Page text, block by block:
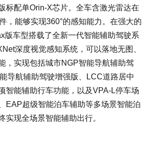
标配单Orin-X芯片。全车含激光雷达在
，能够实现360°的感知能力。在强大的
版车型搭载了全新一代智能辅助驾驶系
深度视觉感知系统，可以落地无图、
，实现包括城市NGP智能导航辅助驾
导航辅助驾驶增强版、LCC道路居中
智能辅助行车功能，以及VPA-L停车场
EAP超级智能泊车辅助等多场景智能泊
实现全场景智能辅助出行。